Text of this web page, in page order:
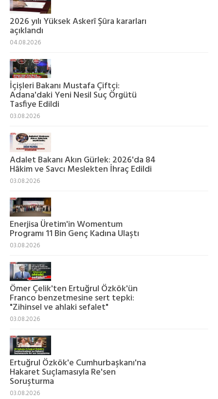
2026 yılı Yüksek Askerî Şûra kararları
açıklandı
04.08.2026
İçişleri Bakanı Mustafa Çiftçi:
Adana'daki Yeni Nesil Suç Örgütü
Tasfiye Edildi
03.08.2026
Adalet Bakanı Akın Gürlek: 2026'da 84
Hâkim ve Savcı Meslekten İhraç Edildi
03.08.2026
Enerjisa Üretim'in Womentum
Programı 11 Bin Genç Kadına Ulaştı
03.08.2026
Ömer Çelik'ten Ertuğrul Özkök'ün
Franco benzetmesine sert tepki:
"Zihinsel ve ahlaki sefalet"
03.08.2026
Ertuğrul Özkök'e Cumhurbaşkanı'na
Hakaret Suçlamasıyla Re'sen
Soruşturma
03.08.2026